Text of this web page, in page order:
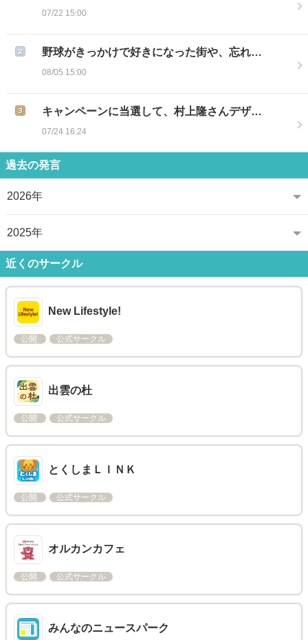
07/22 15:00
野球がきっかけで好きになった街や、忘れ…
08/05 15:00
キャンペーンに当選して、村上隆さんデザ…
07/24 16:24
過去の発言
2026年
2025年
近くのサークル
New Lifestyle!
公開 公式サークル
出雲の杜
公開 公式サークル
とくしまＬＩＮＫ
公開 公式サークル
オルカンカフェ
公開 公式サークル
みんなのニュースパーク